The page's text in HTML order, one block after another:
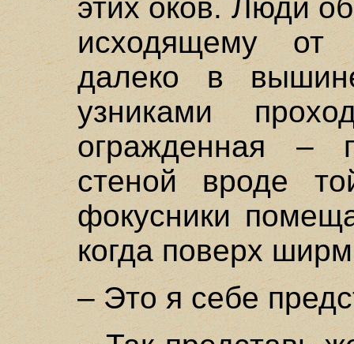
этих оков. Люди
исходящему от
далеко в
узниками
огражденная –
стеной вроде
фокусники
когда поверх
– Это я себе